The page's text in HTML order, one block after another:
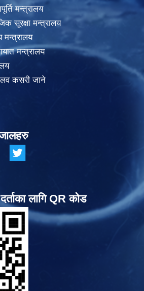
मन्त्रालय
सूरक्षा मन्त्रालय
मन्त्रालय
मन्त्रालय
कसरी जाने
लागि QR कोड